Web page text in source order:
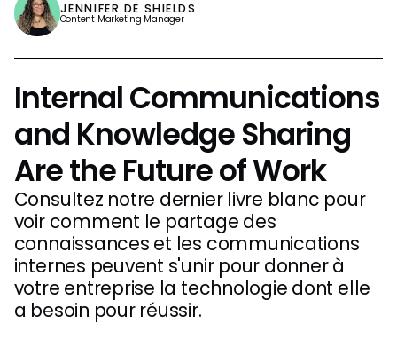
JENNIFER DE SHIELDS
Content Marketing Manager
Internal Communications
and Knowledge Sharing
Are the Future of Work
Consultez notre dernier livre blanc pour
voir comment le partage des
connaissances et les communications
internes peuvent s'unir pour donner à
votre entreprise la technologie dont elle
a besoin pour réussir.